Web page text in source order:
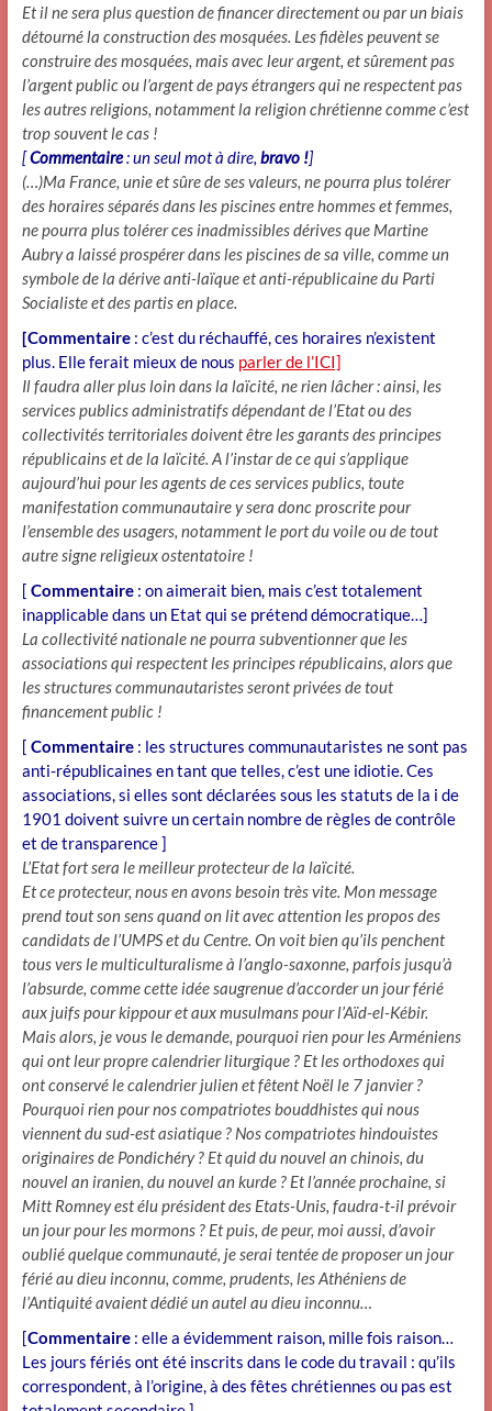
Et il ne sera plus question de financer directement ou par un biais
détourné la construction des mosquées. Les fidèles peuvent se
construire des mosquées, mais avec leur argent, et sûrement pas
l’argent public ou l’argent de pays étrangers qui ne respectent pas
les autres religions, notamment la religion chrétienne comme c’est
trop souvent le cas !
[Commentaire: un seul mot à dire, bravo !]
(…)Ma France, unie et sûre de ses valeurs, ne pourra plus tolérer
des horaires séparés dans les piscines entre hommes et femmes,
ne pourra plus tolérer ces inadmissibles dérives que Martine
Aubry a laissé prospérer dans les piscines de sa ville, comme un
symbole de la dérive anti-laïque et anti-républicaine du Parti
Socialiste et des partis en place.
[Commentaire: c’est du réchauffé, ces horaires n’existent
plus. Elle ferait mieux de nous parler de l’ICI]
Il faudra aller plus loin dans la laïcité, ne rien lâcher : ainsi, les
services publics administratifs dépendant de l’Etat ou des
collectivités territoriales doivent être les garants des principes
républicains et de la laïcité. A l’instar de ce qui s’applique
aujourd’hui pour les agents de ces services publics, toute
manifestation communautaire y sera donc proscrite pour
l’ensemble des usagers, notamment le port du voile ou de tout
autre signe religieux ostentatoire !
[ Commentaire: on aimerait bien, mais c’est totalement
inapplicable dans un Etat qui se prétend démocratique…]
La collectivité nationale ne pourra subventionner que les
associations qui respectent les principes républicains, alors que
les structures communautaristes seront privées de tout
financement public !
[ Commentaire: les structures communautaristes ne sont pas
anti-républicaines en tant que telles, c’est une idiotie. Ces
associations, si elles sont déclarées sous les statuts de la i de
1901 doivent suivre un certain nombre de règles de contrôle
et de transparence ]
L’Etat fort sera le meilleur protecteur de la laïcité.
Et ce protecteur, nous en avons besoin très vite. Mon message
prend tout son sens quand on lit avec attention les propos des
candidats de l’UMPS et du Centre. On voit bien qu’ils penchent
tous vers le multiculturalisme à l’anglo-saxonne, parfois jusqu’à
l’absurde, comme cette idée saugrenue d’accorder un jour férié
aux juifs pour kippour et aux musulmans pour l’Aïd-el-Kébir.
Mais alors, je vous le demande, pourquoi rien pour les Arméniens
qui ont leur propre calendrier liturgique ? Et les orthodoxes qui
ont conservé le calendrier julien et fêtent Noël le 7 janvier ?
Pourquoi rien pour nos compatriotes bouddhistes qui nous
viennent du sud-est asiatique ? Nos compatriotes hindouistes
originaires de Pondichéry ? Et quid du nouvel an chinois, du
nouvel an iranien, du nouvel an kurde ? Et l’année prochaine, si
Mitt Romney est élu président des Etats-Unis, faudra-t-il prévoir
un jour pour les mormons ? Et puis, de peur, moi aussi, d’avoir
oublié quelque communauté, je serai tentée de proposer un jour
férié au dieu inconnu, comme, prudents, les Athéniens de
l’Antiquité avaient dédié un autel au dieu inconnu…
[Commentaire : elle a évidemment raison, mille fois raison…
Les jours fériés ont été inscrits dans le code du travail : qu’ils
correspondent, à l’origine, à des fêtes chrétiennes ou pas est